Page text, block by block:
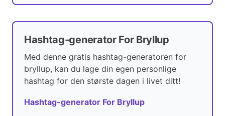
Hashtag-generator For Bryllup
Med denne gratis hashtag-generatoren for
bryllup, kan du lage din egen personlige
hashtag for den største dagen i livet ditt!
Hashtag-generator For Bryllup